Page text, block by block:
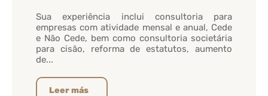
Sua experiência inclui consultoria para
empresas com atividade mensal e anual, Cede
e Não Cede, bem como consultoria societária
para cisão, reforma de estatutos, aumento
de...
Leer más